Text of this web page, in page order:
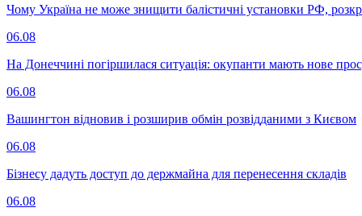
Чому Україна не може знищити балістичні установки РФ,
06.08
На Донеччині погіршилася ситуація: окупанти мають нове
06.08
Вашингтон відновив і розширив обмін розвідданими з Києвом
06.08
Бізнесу дадуть доступ до держмайна для перенесення складів
06.08